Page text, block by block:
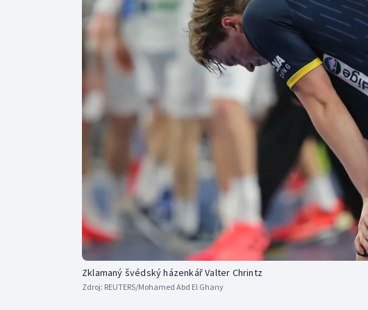
Curling
Dostihy
Florbal
Futsal
Gymnastika
Zklamaný švédský házenkář Valter Chrintz
Zdroj: REUTERS/Mohamed Abd El Ghany